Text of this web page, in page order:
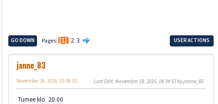
GO DOWN Pages 1 2 3 USER ACTIONS
janne_83
November 18, 2016, 15:56:53 Last Edit: November 18, 2016, 18:34:53 by janne_83
Turnee klo 20.00